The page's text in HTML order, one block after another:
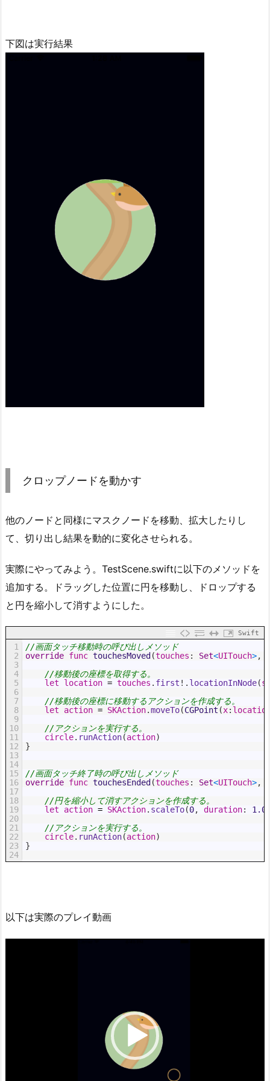
下図は実行結果
クロップノードを動かす
他のノードと同様にマスクノードを移動、拡大したりし
て、切り出し結果を動的に変化させられる。
実際にやってみよう。TestScene.swiftに以下のメソッドを
追加する。ドラッグした位置に円を移動し、ドロップする
と円を縮小して消すようにした。
Swift
1
2
3
4
5
6
7
8
9
10
11
12
13
14
15
16
17
18
19
20
21
22
23
24
//画面タッチ移動時の呼び出しメソッド
override func touchesMoved (touches : Set<UITouch>,
//移動後の座標を取得する。
let
location = touches . first ! . locationInNode(
//移動後の座標に移動するアクションを作成する。
let
action = SKAction.moveTo(CGPoint (x:
//アクションを実行する。
circle. runAction(action)
}
//画面タッチ終了時の呼び出しメソッド
override func touchesEnded (touches : Set<UITouch>,
//円を縮小して消すアクションを作成する。
let
action = SKAction. scaleTo(0, duration: 1.0
//アクションを実行する。
circle. runAction(action)
}
以下は実際のプレイ動画